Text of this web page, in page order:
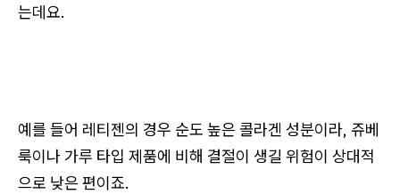
는데요.
예를 들어 레티젠의 경우 순도 높은 콜라겐 성분이라, 쥬베
룩이나 가루 타입 제품에 비해 결절이 생길 위험이 상대적
으로 낮은 편이죠.